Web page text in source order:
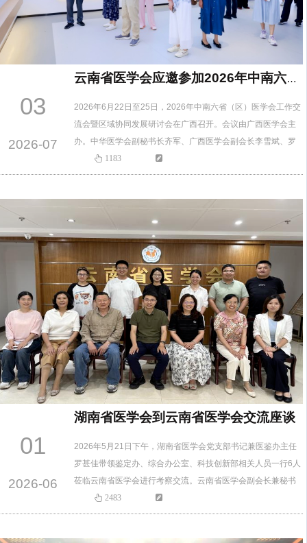
03
2026-07
云南省医学会应邀参加2026年中南六省（区）医学会工作交流会暨区域协同发展研讨会
2026年6月22日至25日，2026年中南六省（区）医学会工作交
流会暨区域协同发展研讨会在广西召开。会议由广西医学会主
办。中华医学会副秘书长齐军、广西医学会副会长李雪斌、罗
杰峰、广东医学会会长黄飞、副会长兼秘书长李国营、湖南省
医学会会长陈小春、江苏省医学会会长王咏红、常务副会长陈
长黄宗金、湖南省医学会秘书长雷军、湖北省医学会鉴定中心
主任姚敏、…
1183
01
2026-06
湖南省医学会到云南省医学会交流座谈
2026年5月21日下午，湖南省医学会党支部书记兼医鉴办主任
罗甚佳带领鉴定办、综合办公室、科技创新部相关人员一行6人
莅临云南省医学会进行考察交流。云南省医学会副会长兼秘书
长舒方及综合办公室、学术会务部相关人员参加交流座谈。舒
方秘书长代表云南省医学会对湖南省医学会同仁的到来表示热
2483